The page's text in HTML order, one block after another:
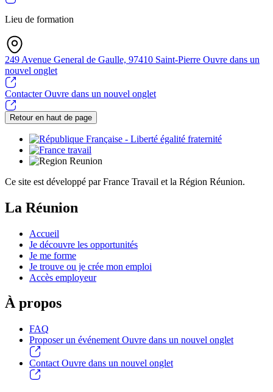
Lieu de formation
249 Avenue General de Gaulle, 97410 Saint-Pierre Ouvre dans un
nouvel onglet
ContacterOuvre dans un nouvel onglet
Retour en haut de page
Ce site est développé par France Travail et la Région Réunion.
La Réunion
Accueil
Je découvre les opportunités
Je me forme
Je trouve ou je crée mon emploi
Accès employeur
À propos
FAQ
Proposer un événement Ouvre dans un nouvel onglet
Contact Ouvre dans un nouvel onglet